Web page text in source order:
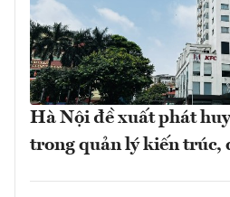
Hà Nội đề xuất phát
trong quản lý kiến trúc,